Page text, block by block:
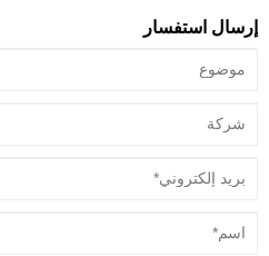
إرسال استفسار